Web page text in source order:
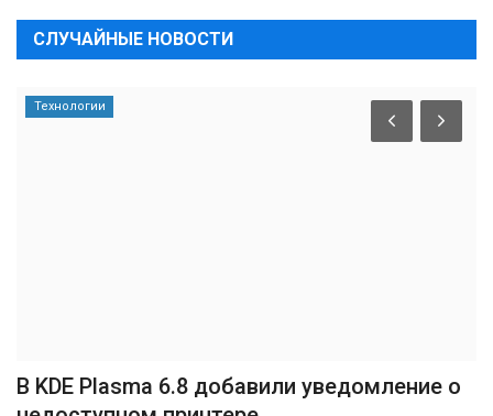
СЛУЧАЙНЫЕ НОВОСТИ
Технологии
В KDE Plasma 6.8 добавили уведомление о